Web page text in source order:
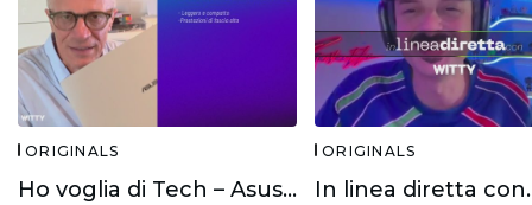
ORIGINALS
Ho voglia di Tech – Asus Expert Book Ultra
ORIGINALS